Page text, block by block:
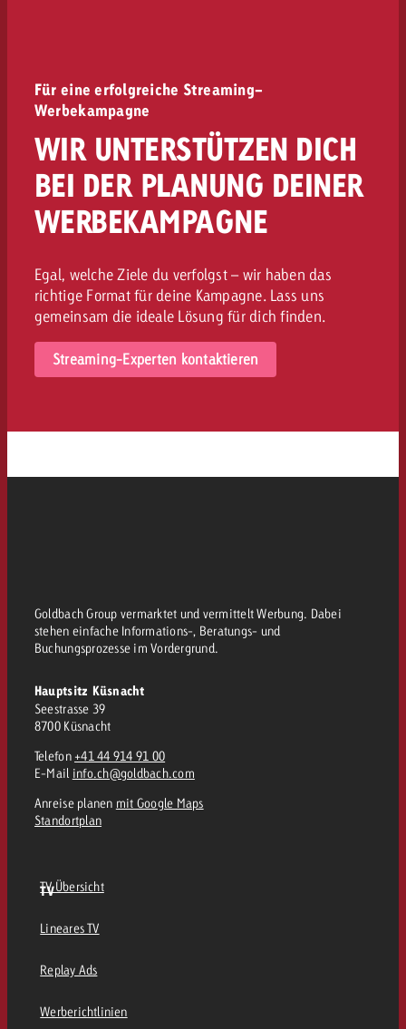
Für eine erfolgreiche Streaming-
Werbekampagne
WIR UNTERSTÜTZEN DICH
BEI DER PLANUNG DEINER
WERBEKAMPAGNE
Egal, welche Ziele du verfolgst – wir haben das
richtige Format für deine Kampagne. Lass uns
gemeinsam die ideale Lösung für dich finden.
Streaming-Experten kontaktieren
Goldbach Group vermarktet und vermittelt Werbung. Dabei
stehen einfache Informations-, Beratungs- und
Buchungsprozesse im Vordergrund.
Hauptsitz Küsnacht
Seestrasse 39
8700 Küsnacht
Telefon +41 44 914 91 00
E-Mail info.ch@goldbach.com
Anreise planen mit Google Maps
Standortplan
TV
TV Übersicht
Lineares TV
Replay Ads
Werberichtlinien